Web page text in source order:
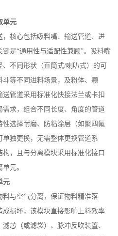
单元
，核心包括吸料嘴、输送管道、进
键是“通用性与适配性兼顾”。吸料嘴
、不同形状（直筒式/喇叭式）的可
等不同进料场景，及粉体、颗
管道采用标准化快接法兰或卡扣
求，组合不同长度、角度的管道
选择耐磨、防粘涂层（如聚四氟
独更换，无需整体更换管道系
，且与分离模块采用标准化接口
元。
元
与空气分离，保证物料精准落
损坏，该模块直接影响上料效率
芯（或滤袋）、脉冲反吹装置、